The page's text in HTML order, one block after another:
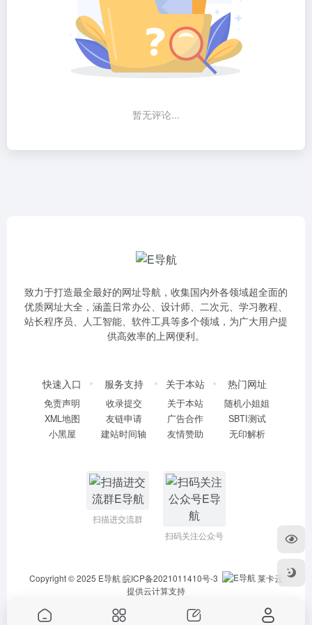
暂无评论...
致力于打造最全最好的网址导航，收集国内外各领域超全面的
优质网址大全，涵盖日常办公、设计师、二次元、学习教程、
站长程序员、人工智能、软件工具等多个领域，为广大用户提
供高效率的上网便利。
快速入口
免责声明
XML地图
小黑屋
服务支持
收录提交
友链申请
建站时间轴
关于本站
关于本站
广告合作
友情赞助
热门网址
随机小姐姐
SBTI测试
无印解析
扫描进交流群
扫码关注公众号
Copyright © 2025 E导航皖ICP备2021011410号-3
莱卡云
提供云计算支持